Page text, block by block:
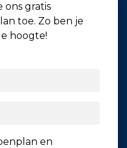
ons gratis
toe. Zo ben je
hoogte!
en